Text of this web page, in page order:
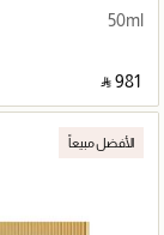
50ml
‎ ⃁ ⁦981⁩ ‎
الأفضل مبيعاً